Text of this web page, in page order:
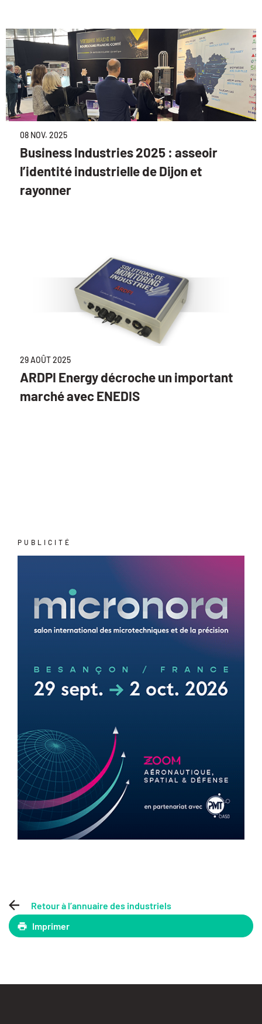
08 NOV. 2025
Business Industries 2025 : asseoir
l’identité industrielle de Dijon et
rayonner
29 AOÛT 2025
ARDPI Energy décroche un important
marché avec ENEDIS
PUBLICITÉ
Retour à l’annuaire des industriels
Imprimer